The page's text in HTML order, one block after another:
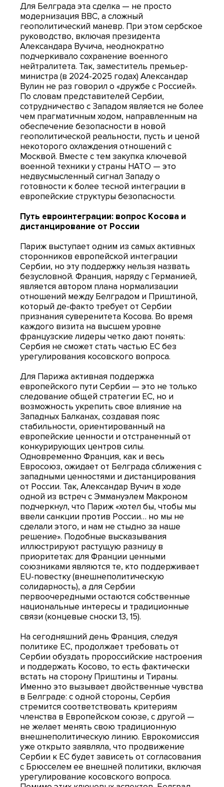
Для Белграда эта сделка — не просто
модернизация ВВС, а сложный
геополитический маневр. При этом сербское
руководство, включая президента
Александара Вучича, неоднократно
подчеркивало сохранение военного
нейтралитета. Так, заместитель премьер-
министра (в 2024-2025 годах) Александар
Вулин не раз говорил о «дружбе с Россией».
По словам представителей Сербии,
сотрудничество с Западом является не более
чем прагматичным ходом, направленным на
обеспечение безопасности в новой
геополитической реальности, пусть и ценой
некоторого охлаждения отношений с
Москвой. Вместе с тем закупка ключевой
военной техники у страны НАТО — это
недвусмысленный сигнал Западу о
готовности к более тесной интеграции в
европейские структуры безопасности.
Путь евроинтеграции: вопрос Косова и
дистанцирование от России
Париж выступает одним из самых активных
сторонников европейской интеграции
Сербии, но эту поддержку нельзя назвать
безусловной. Франция, наряду с Германией,
является автором плана нормализации
отношений между Белградом и Приштиной,
который де-факто требует от Сербии
признания суверенитета Косова. Во время
каждого визита на высшем уровне
французские лидеры четко дают понять:
Сербия не сможет стать частью ЕС без
урегулирования косовского вопроса.
Для Парижа активная поддержка
европейского пути Сербии — это не только
следование общей стратегии ЕС, но и
возможность укрепить свое влияние на
Западных Балканах, создавая пояс
стабильности, ориентированный на
европейские ценности и отстраненный от
конкурирующих центров силы.
Одновременно Франция, как и весь
Евросоюз, ожидает от Белграда сближения с
западными ценностями и дистанцирования
от России. Так, Александар Вучич в ходе
одной из встреч с Эммануэлем Макроном
подчеркнул, что Париж «хотел бы, чтобы мы
ввели санкции против России… но мы не
сделали этого, и нам не стыдно за наше
решение». Подобные высказывания
иллюстрируют растущую разницу в
приоритетах: для Франции ценными
союзниками являются те, кто поддерживает
EU-повестку (внешнеполитическую
солидарность), а для Сербии
первоочередными остаются собственные
национальные интересы и традиционные
связи (концевые сноски 13, 15).
На сегодняшний день Франция, следуя
политике ЕС, продолжает требовать от
Сербии обуздать пророссийские настроения
и поддержать Косово, то есть фактически
встать на сторону Приштины и Тираны.
Именно это вызывает двойственные чувства
в Белграде: с одной стороны, Сербия
стремится соответствовать критериям
членства в Европейском союзе, с другой —
не желает менять свою традиционную
внешнеполитическую линию. Еврокомиссия
уже открыто заявляла, что продвижение
Сербии к ЕС будет зависеть от согласования
с Брюсселем ее внешней политики, включая
урегулирование косовского вопроса.